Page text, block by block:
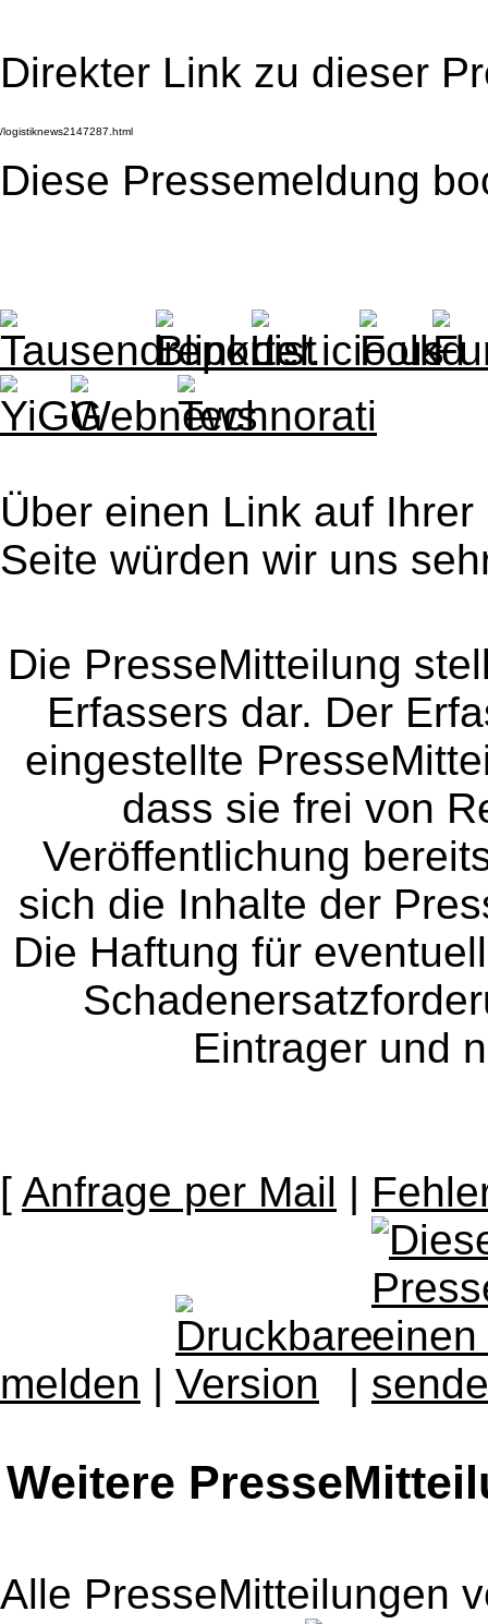
Direkter Link zu dieser
Diese Pressemeldung
Über einen Link auf
Seite würden wir uns
Die PresseMitteilung
Erfassers dar. Der
eingestellte
dass sie frei von
Veröffentlichung
sich die Inhalte der
Die Haftung für
Eintrager und
[ Anfrage per Mail |
melden | |
Weitere
Alle PresseMitteilungen